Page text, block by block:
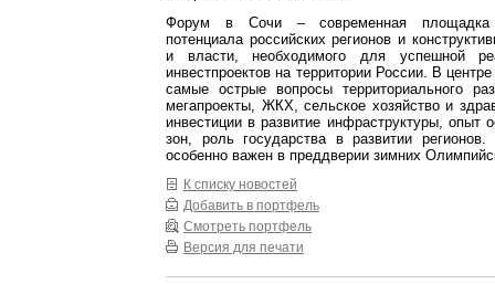
Форум в Сочи – современная площадка
потенциала российских регионов и
и власти, необходимого для успешной
инвестпроектов на территории России. В
самые острые вопросы территориального
мегапроекты, ЖКХ, сельское хозяйство и
инвестиции в развитие инфраструктуры, опыт
зон, роль государства в развитии
особенно важен в преддверии зимних
К списку новостей
Добавить в портфель
Смотреть портфель
Версия для печати